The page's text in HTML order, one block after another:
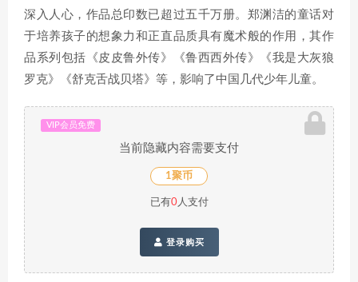
深入人心，作品总印数已超过五千万册。郑渊洁的童话对
于培养孩子的想象力和正直品质具有魔术般的作用，其作
品系列包括《皮皮鲁外传》《鲁西西外传》《我是大灰狼
罗克》《舒克舌战贝塔》等，影响了中国几代少年儿童。
VIP会员免费
当前隐藏内容需要支付
1聚币
已有0人支付
登录购买